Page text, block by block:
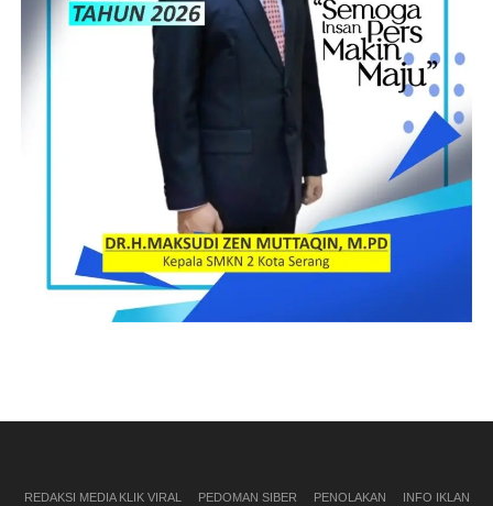
REDAKSI MEDIA KLIK VIRAL PEDOMAN SIBER PENOLAKAN INFO IKLAN